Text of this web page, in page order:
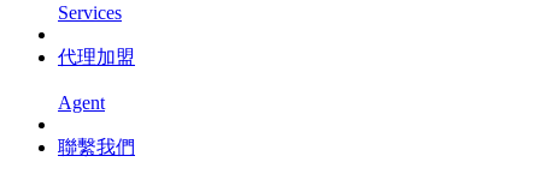
Services
代理加盟
Agent
聯繫我們